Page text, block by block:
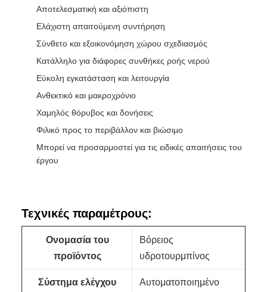
Αποτελεσματική και αξιόπιστη
Ελάχιστη απαιτούμενη συντήρηση
Σύνθετο και εξοικονόμηση χώρου σχεδιασμός
Κατάλληλο για διάφορες συνθήκες ροής νερού
Εύκολη εγκατάσταση και λειτουργία
Ανθεκτικό και μακροχρόνιο
Χαμηλός θόρυβος και δονήσεις
Φιλικό προς το περιβάλλον και βιώσιμο
Μπορεί να προσαρμοστεί για τις ειδικές απαιτήσεις του
έργου
Τεχνικές παραμέτρους:
Ονομασία του
προϊόντος
Βόρειος
υδροτουρμπίνος
Σύστημα ελέγχου Αυτοματοποιημένο